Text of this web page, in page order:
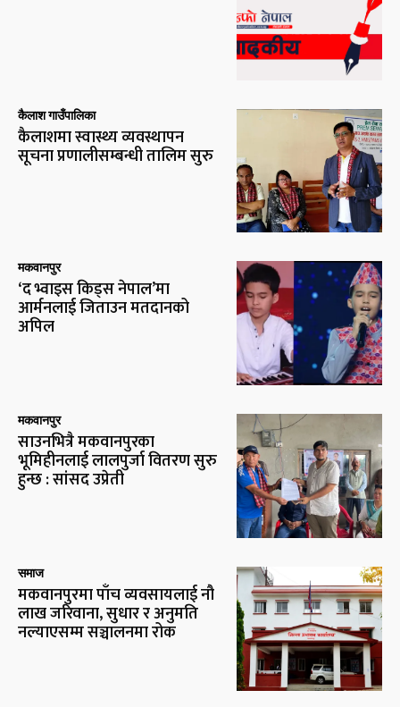
कैलाश गाउँपालिका
कैलाशमा स्वास्थ्य व्यवस्थापन
सूचना प्रणालीसम्बन्धी तालिम सुरु
मकवानपुर
‘द भ्वाइस किड्स नेपाल’मा
आर्मनलाई जिताउन मतदानको
अपिल
मकवानपुर
साउनभित्रै मकवानपुरका
भूमिहीनलाई लालपुर्जा वितरण सुरु
हुन्छ : सांसद उप्रेती
समाज
मकवानपुरमा पाँच व्यवसायलाई नौ
लाख जरिवाना, सुधार र अनुमति
नल्याएसम्म सञ्चालनमा रोक